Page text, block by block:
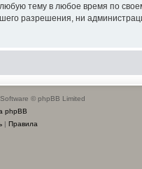
тему в любое время по
разрешения, ни
© phpBB Limited
phpBB
| Правила